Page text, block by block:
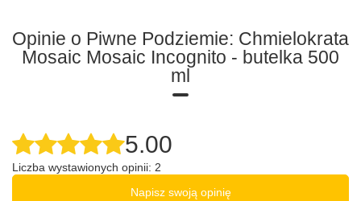
Opinie o Piwne Podziemie: Chmielokrata
Mosaic Mosaic Incognito - butelka 500
ml
5.00
Liczba wystawionych opinii: 2
Napisz swoją opinię